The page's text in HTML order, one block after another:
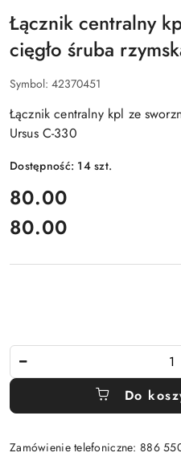
Łącznik centralny
cięgło śruba
Symbol: 42370451
Łącznik centralny kpl ze
Ursus C-330
Dostępność: 14szt.
cena:
80.00
Cena:
80.00
Do
Zamówienie telefoniczne: 886